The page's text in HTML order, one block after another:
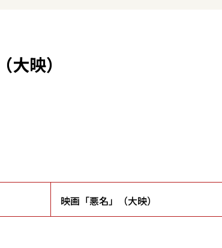
映）
映画「悪名」（大映）